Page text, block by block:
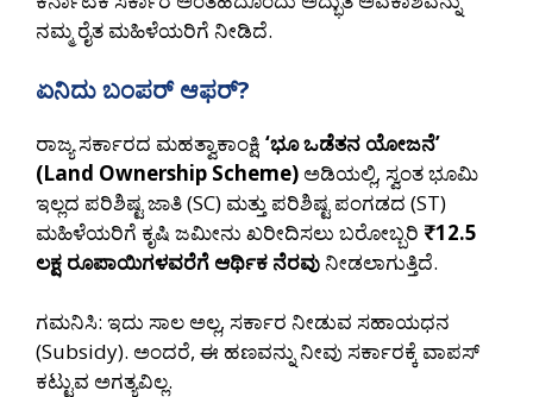
ನಮ್ಮ ರೈತ ಮಹಿಳೆಯರಿಗೆ ನೀಡಿದೆ.
ಏನಿದು ಬಂಪರ್ ಆಫರ್?
ರಾಜ್ಯ ಸರ್ಕಾರದ ಮಹತ್ವಾಕಾಂಕ್ಷಿ ‘ಭೂ ಒಡೆತನ ಯೋಜನೆ’
(Land Ownership Scheme) ಅಡಿಯಲ್ಲಿ, ಸ್ವಂತ ಭೂಮಿ
ಇಲ್ಲದ ಪರಿಶಿಷ್ಟ ಜಾತಿ (SC) ಮತ್ತು ಪರಿಶಿಷ್ಟ ಪಂಗಡದ (ST)
ಮಹಿಳೆಯರಿಗೆ ಕೃಷಿ ಜಮೀನು ಖರೀದಿಸಲು ಬರೋಬ್ಬರಿ ₹12.5
ಲಕ್ಷ ರೂಪಾಯಿಗಳವರೆಗೆ ಆರ್ಥಿಕ ನೆರವುನೀಡಲಾಗುತ್ತಿದೆ.
ಗಮನಿಸಿ: ಇದು ಸಾಲ ಅಲ್ಲ, ಸರ್ಕಾರ ನೀಡುವ ಸಹಾಯಧನ
(Subsidy). ಅಂದರೆ, ಈ ಹಣವನ್ನು ನೀವು ಸರ್ಕಾರಕ್ಕೆ ವಾಪಸ್
ಕಟ್ಟುವ ಅಗತ್ಯವಿಲ್ಲ.